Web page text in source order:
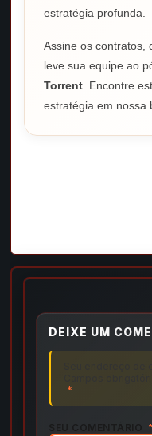
estratégia profunda.
Assine os contratos,
leve sua equipe ao
Torrent . Encontre
estratégia em nossa
DEIXE UM
*
*